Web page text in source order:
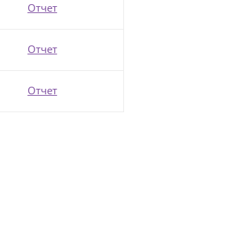
Отчет
Отчет
Отчет